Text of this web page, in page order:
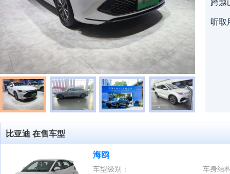
听取
比亚迪 在售车型
海鸥
车型级别： 车身结